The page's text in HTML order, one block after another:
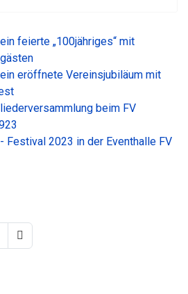
feierte „100jähriges“ mit
eröffnete Vereinsjubiläum mit
beim FV
Festival 2023 in der Eventhalle FV